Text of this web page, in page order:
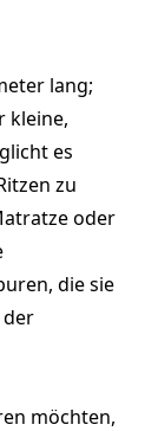
lang;
kleine,
es
zu
oder
die sie
der
möchten,